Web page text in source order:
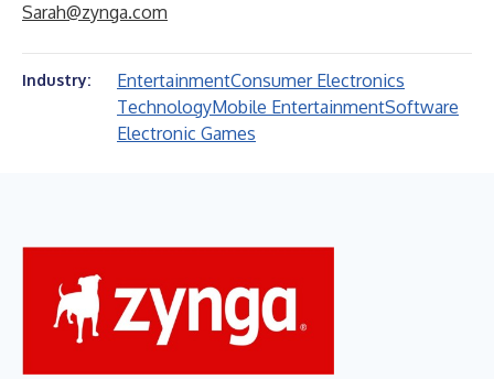
Sarah@zynga.com
Industry: EntertainmentConsumer Electronics
TechnologyMobile EntertainmentSoftware
Electronic Games